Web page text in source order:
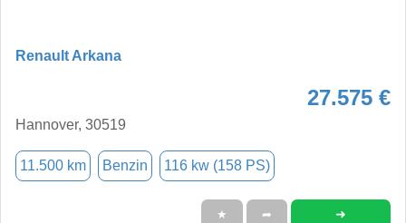
Renault Arkana
27.575 €
Hannover, 30519
11.500 km Benzin 116 kw (158 PS)
★ ➦ ➜